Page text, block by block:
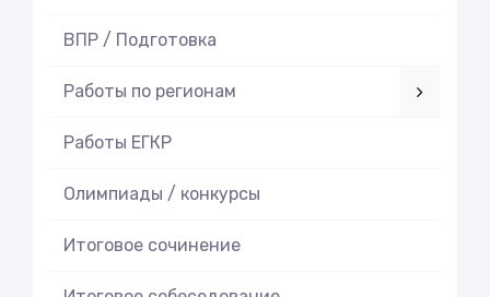
ВПР / Подготовка
Работы по регионам
Работы ЕГКР
Олимпиады / конкурсы
Итоговое cочинение